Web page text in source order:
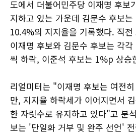
도에서 더불어민주당 이재명 후보
지하고 있는 가운데 김문수 후보
10.4%의 지지율을 기록했다. 직
이재명 후보와 김문수 후보는 각
씩 하락, 이준석 후보는 1%p 상승
리얼미터는 "이재명 후보는 여전
만, 지지율 하락세가 이어지면서
한 자릿수로 유지하고 있다"고 분
보는 '단일화 거부 및 완주 선언'